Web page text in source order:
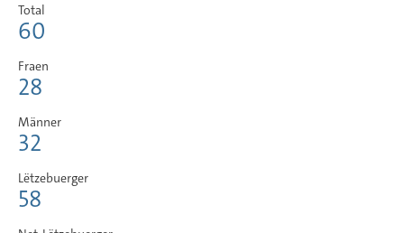
Total
60
Fraen
28
Männer
32
Lëtzebuerger
58